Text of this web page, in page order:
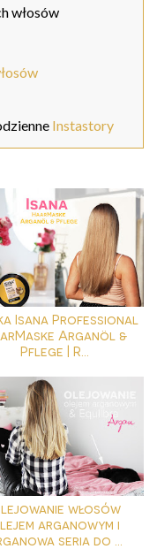
włosów
Instastory
Isana Professional
Arganöl &
Pflege | R...
włosów
arganowym i
seria do ...